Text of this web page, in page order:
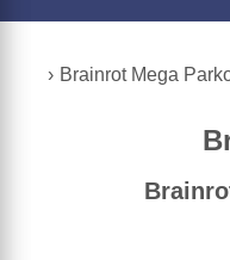
Brainrot Mega